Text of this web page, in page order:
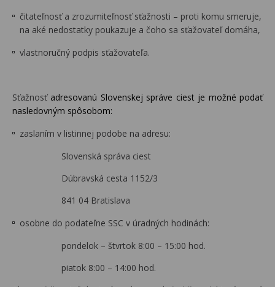
čitateľnosť a zrozumiteľnosť sťažnosti – proti komu smeruje,
na aké nedostatky poukazuje a čoho sa sťažovateľ domáha,
vlastnoručný podpis sťažovateľa.
Sťažnosťadresovanú Slovenskej správe ciest je možné podať
nasledovným spôsobom:
zaslaním v listinnej podobe na adresu:
Slovenská správa ciest
Dúbravská cesta 1152/3
841 04 Bratislava
osobne do podateľne SSC v úradných hodinách:
pondelok – štvrtok 8:00 – 15:00 hod.
piatok 8:00 – 14:00 hod.